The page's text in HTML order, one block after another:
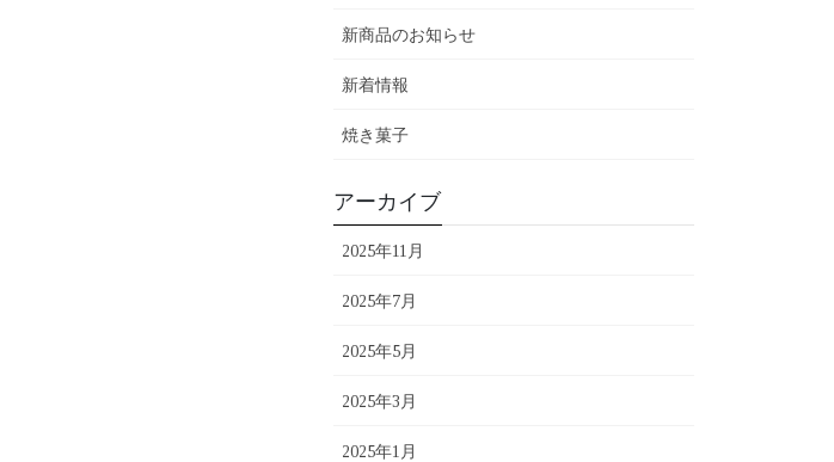
新商品のお知らせ
新着情報
焼き菓子
アーカイブ
2025年11月
2025年7月
2025年5月
2025年3月
2025年1月